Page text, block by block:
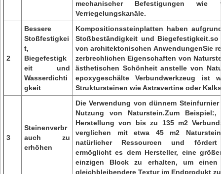
mechanischer Befestigungen wie
Verriegelungskanäle.
2
Bessere
Stoßfestigkei
t,
Biegefestigk
eit und
Wasserdichti
gkeit
Kompositionssteinplatten haben
Stoßbeständigkeit und
von architektonischen AnwendungenSie
zerbrechlichen Eigenschaften von
ästhetischen Schönheit anstelle von
epoxygeschälte Verbundwerkzeug ist
Struktursteinen wie Astravertine oder
3
Steinenverbr
auch zu
erhöhen
Die Verwendung von dünnem
Nutzung von Naturstein.Zum
Herstellung von bis zu 135 m2
verglichen mit etwa 45 m2
natürlicher Ressourcen und fördert
ermöglicht es dem Hersteller, eine
einzigen Block zu erhalten, um
gleichbleibendere Textur im Endprodukt